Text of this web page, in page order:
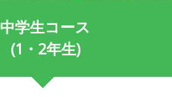
中学生コース
(1・2年生)